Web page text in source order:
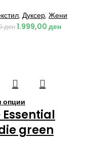
, Дуксер, Жени
ден1.999,00 ден
опции
Essential
green